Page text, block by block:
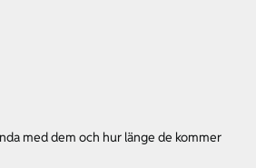
med dem och hur länge de kommer